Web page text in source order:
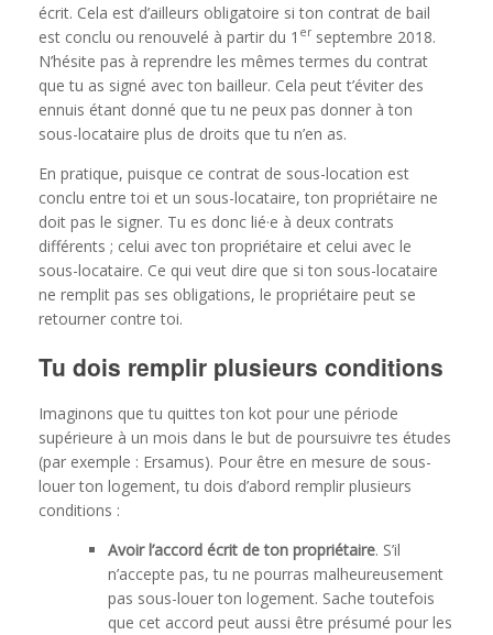
écrit. Cela est d’ailleurs obligatoire si ton contrat de bail
est conclu ou renouvelé à partir du 1 erseptembre 2018.
N’hésite pas à reprendre les mêmes termes du contrat
que tu as signé avec ton bailleur. Cela peut t’éviter des
ennuis étant donné que tu ne peux pas donner à ton
sous-locataire plus de droits que tu n’en as.
En pratique, puisque ce contrat de sous-location est
conclu entre toi et un sous-locataire, ton propriétaire ne
doit pas le signer. Tu es donc lié·e à deux contrats
différents ; celui avec ton propriétaire et celui avec le
sous-locataire. Ce qui veut dire que si ton sous-locataire
ne remplit pas ses obligations, le propriétaire peut se
retourner contre toi.
Tu dois remplir plusieurs conditions
Imaginons que tu quittes ton kot pour une période
supérieure à un mois dans le but de poursuivre tes études
(par exemple : Ersamus). Pour être en mesure de sous-
louer ton logement, tu dois d’abord remplir plusieurs
conditions :
Avoir l’accord écrit de ton propriétaire. S’il
n’accepte pas, tu ne pourras malheureusement
pas sous-louer ton logement. Sache toutefois
que cet accord peut aussi être présumé pour les